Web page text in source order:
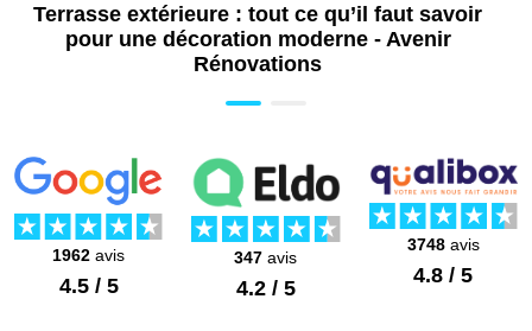
Terrasse PVC 100 m2 avec pose
Terrasse extérieure : tout ce qu’il faut savoir
pour une décoration moderne - Avenir
Rénovations
1962 avis
4.5 / 5
347 avis
4.2 / 5
3748avis
4.8 / 5